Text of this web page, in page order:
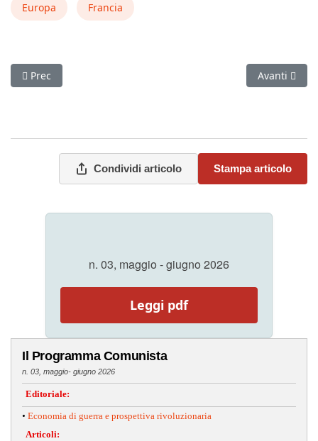
Europa Francia
Articolo precedente: Comunicato
Prec Articolo
Avanti
Condividi articolo Stampa articolo
n. 03, maggio - giugno 2026
Leggi pdf
Il Programma Comunista
n. 03, maggio- giugno 2026
Editoriale:
• Economia di guerra e prospettiva rivoluzionaria
Articoli: